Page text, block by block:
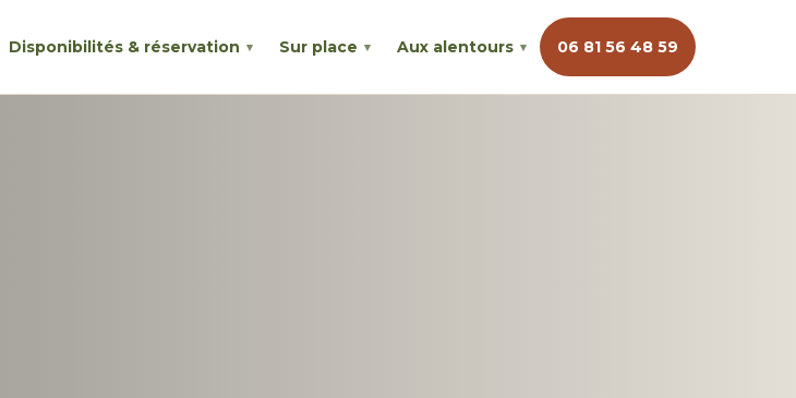
Disponibilités & réservation Sur place Aux alentours 06 81 56 48 59